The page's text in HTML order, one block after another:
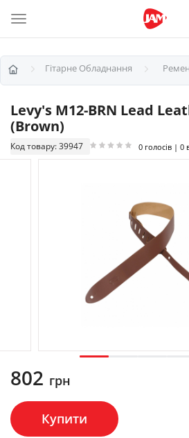
Гітарне Обладнання
Levy's M12-BRN Lead
(Brown)
Код товару: 39947 0 голосів | 0
802 грн
Купити